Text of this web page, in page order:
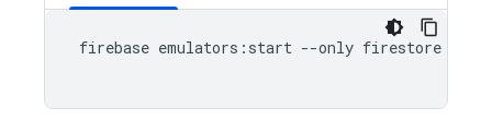
firebase emulators:start --only firestore